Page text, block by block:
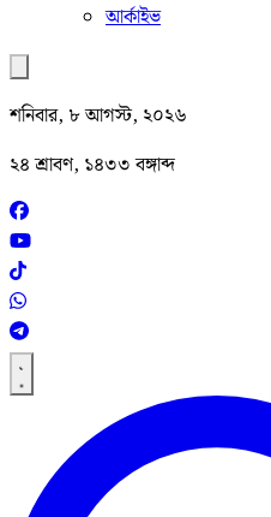
আর্কাইভ
শনিবার, ৮ আগস্ট, ২০২৬
২৪ শ্রাবণ, ১৪৩৩ বঙ্গাব্দ